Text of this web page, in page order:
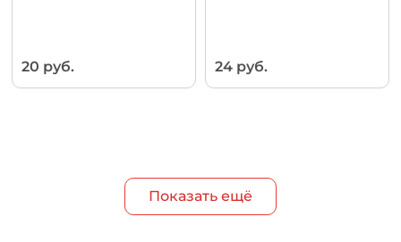
20 руб. 24 руб.
Показать ещё